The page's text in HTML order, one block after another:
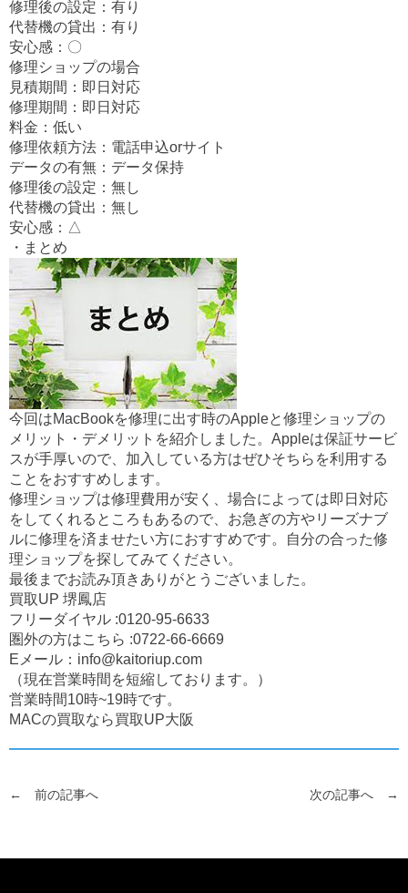
修理後の設定：有り
代替機の貸出：有り
安心感：〇
修理ショップの場合
見積期間：即日対応
修理期間：即日対応
料金：低い
修理依頼方法：電話申込orサイト
データの有無：データ保持
修理後の設定：無し
代替機の貸出：無し
安心感：△
・まとめ
今回はMacBookを修理に出す時のAppleと修理ショップの
メリット・デメリットを紹介しました。Appleは保証サービ
スが手厚いので、加入している方はぜひそちらを利用する
ことをおすすめします。
修理ショップは修理費用が安く、場合によっては即日対応
をしてくれるところもあるので、お急ぎの方やリーズナブ
ルに修理を済ませたい方におすすめです。自分の合った修
理ショップを探してみてください。
最後までお読み頂きありがとうございました。
買取UP 堺鳳店
フリーダイヤル :0120-95-6633
圏外の方はこちら :0722-66-6669
Eメール： info@kaitoriup.com
（現在営業時間を短縮しております。）
営業時間10時~19時です。
MACの買取なら買取UP大阪
← 前の記事へ 次の記事へ →